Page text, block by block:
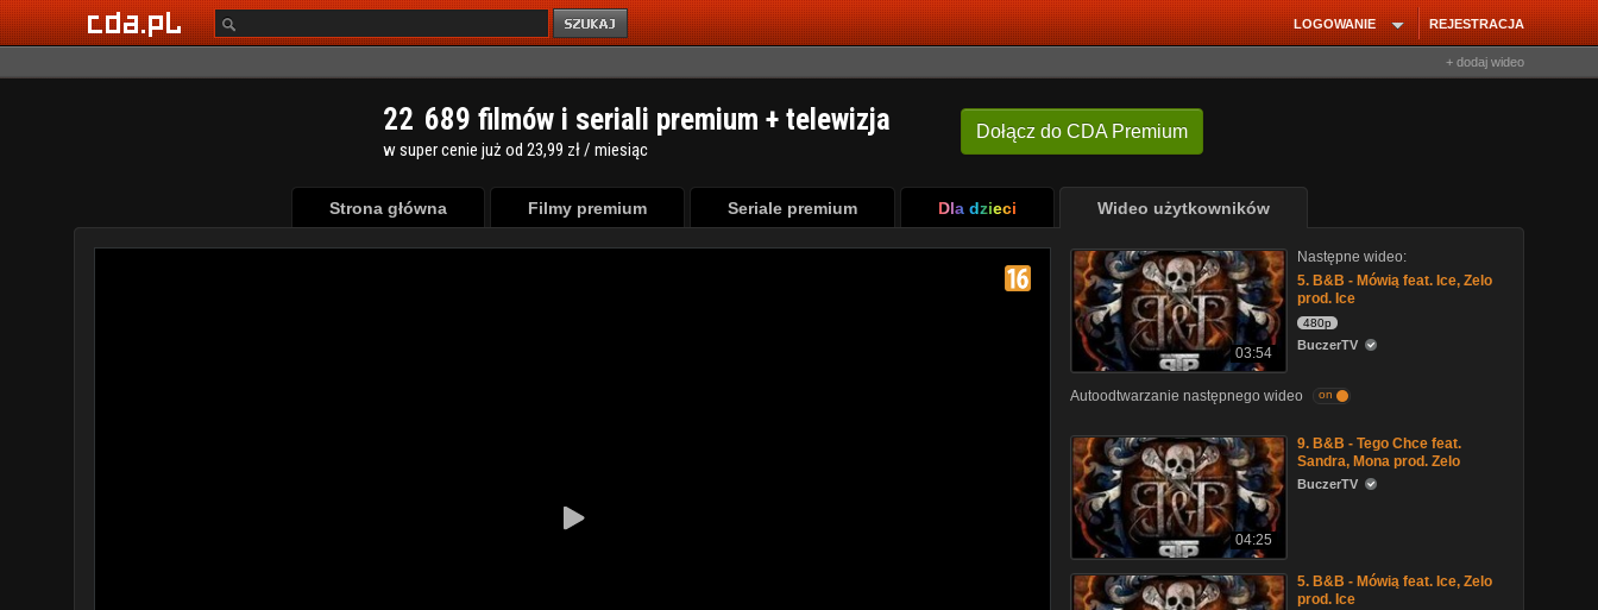
REJESTRACJA
LOGOWANIE
+ dodaj wideo
Dołącz do CDA Premium
22 689 filmów i seriali premium + telewizja
w super cenie już od 23,99 zł / miesiąc
Strona główna Filmy premium Seriale premium Dla dzieci Wideo użytkowników
03:54
Następne wideo:
5. B&B - Mówią feat. Ice, Zelo
prod. Ice
480p
BuczerTV
Autoodtwarzanie następnego wideo on
04:25
9. B&B - Tego Chce feat.
Sandra, Mona prod. Zelo
BuczerTV
5. B&B - Mówią feat. Ice, Zelo
prod. Ice